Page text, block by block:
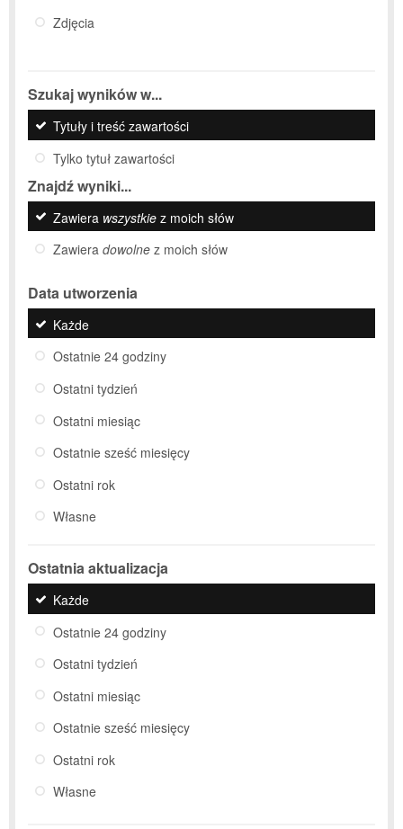
Zdjęcia
Szukaj wyników w...
Tytuły i treść zawartości
Tylko tytuł zawartości
Znajdź wyniki...
Zawiera wszystkie z moich słów
Zawiera dowolne z moich słów
Data utworzenia
Każde
Ostatnie 24 godziny
Ostatni tydzień
Ostatni miesiąc
Ostatnie sześć miesięcy
Ostatni rok
Własne
Ostatnia aktualizacja
Każde
Ostatnie 24 godziny
Ostatni tydzień
Ostatni miesiąc
Ostatnie sześć miesięcy
Ostatni rok
Własne